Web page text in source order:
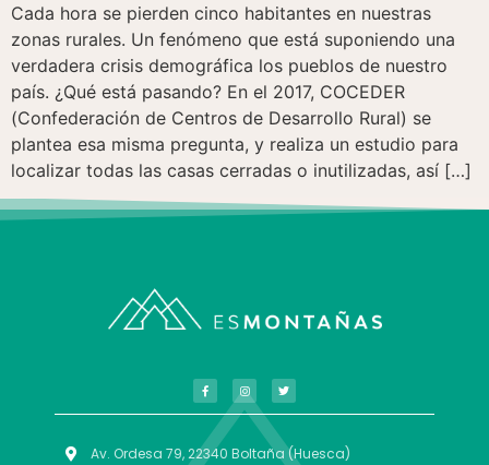
Cada hora se pierden cinco habitantes en nuestras
zonas rurales. Un fenómeno que está suponiendo una
verdadera crisis demográfica los pueblos de nuestro
país. ¿Qué está pasando? En el 2017, COCEDER
(Confederación de Centros de Desarrollo Rural) se
plantea esa misma pregunta, y realiza un estudio para
localizar todas las casas cerradas o inutilizadas, así […]
Av. Ordesa 79, 22340 Boltaña (Huesca)